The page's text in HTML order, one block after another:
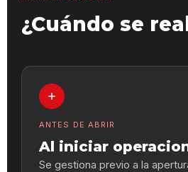
¿Cuándo se
ANTES DE ABRIR
Al iniciar
Se gestiona previo a la